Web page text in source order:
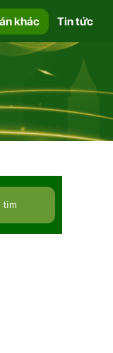
khác Tin tức
tìm